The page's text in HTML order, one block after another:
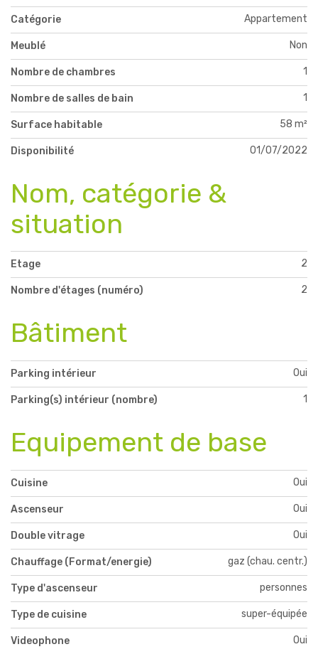
Catégorie Appartement
Meublé Non
Nombre de chambres 1
Nombre de salles de bain 1
Surface habitable 58 m²
Disponibilité 01/07/2022
Nom, catégorie &
situation
Etage 2
Nombre d'étages (numéro) 2
Bâtiment
Parking intérieur Oui
Parking(s) intérieur (nombre) 1
Equipement de base
Cuisine Oui
Ascenseur Oui
Double vitrage Oui
Chauffage (Format/energie) gaz (chau. centr.)
Type d'ascenseur personnes
Type de cuisine super-équipée
Videophone Oui